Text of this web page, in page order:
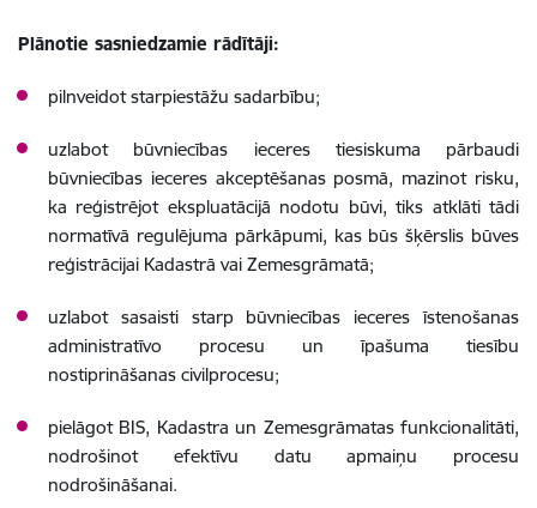
Plānotie sasniedzamie rādītāji:
pilnveidot starpiestāžu sadarbību;
uzlabot būvniecības ieceres tiesiskuma pārbaudi
būvniecības ieceres akceptēšanas posmā, mazinot risku,
ka reģistrējot ekspluatācijā nodotu būvi, tiks atklāti tādi
normatīvā regulējuma pārkāpumi, kas būs šķērslis būves
reģistrācijai Kadastrā vai Zemesgrāmatā;
uzlabot sasaisti starp būvniecības ieceres īstenošanas
administratīvo procesu un īpašuma tiesību
nostiprināšanas civilprocesu;
pielāgot BIS, Kadastra un Zemesgrāmatas funkcionalitāti,
nodrošinot efektīvu datu apmaiņu procesu
nodrošināšanai.